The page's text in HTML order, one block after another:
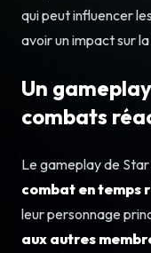
qui peut influencer
avoir un impact sur
Un
combats
Le gameplay de
combat en temps
leur personnage
aux autres